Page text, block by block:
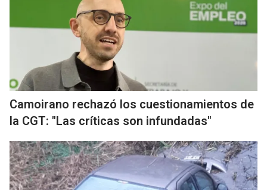
Camoirano rechazó los cuestionamientos de
la CGT: "Las críticas son infundadas"